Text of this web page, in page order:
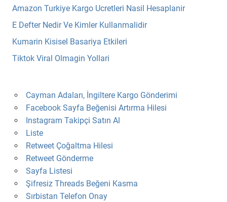
Amazon Turkiye Kargo Ucretleri Nasil Hesaplanir
E Defter Nedir Ve Kimler Kullanmalidir
Kumarin Kisisel Basariya Etkileri
Tiktok Viral Olmagin Yollari
Cayman Adaları, İngiltere Kargo Gönderimi
Facebook Sayfa Beğenisi Artırma Hilesi
Instagram Takipçi Satın Al
Liste
Retweet Çoğaltma Hilesi
Retweet Gönderme
Sayfa Listesi
Şifresiz Threads Beğeni Kasma
Sırbistan Telefon Onay